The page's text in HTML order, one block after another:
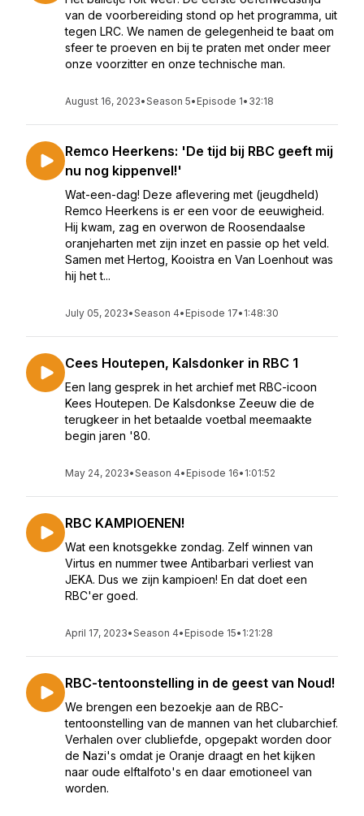
van de voorbereiding stond op het programma, uit
tegen LRC. We namen de gelegenheid te baat om
sfeer te proeven en bij te praten met onder meer
onze voorzitter en onze technische man.
August 16, 2023•Season 5• Episode 1• 32:18
Remco Heerkens: 'De tijd bij RBC geeft mij
nu nog kippenvel!'
Wat-een-dag! Deze aflevering met (jeugdheld)
Remco Heerkens is er een voor de eeuwigheid.
Hij kwam, zag en overwon de Roosendaalse
oranjeharten met zijn inzet en passie op het veld.
Samen met Hertog, Kooistra en Van Loenhout was
hij het t...
July 05, 2023•Season 4• Episode 17• 1:48:30
Cees Houtepen, Kalsdonker in RBC 1
Een lang gesprek in het archief met RBC-icoon
Kees Houtepen. De Kalsdonkse Zeeuw die de
terugkeer in het betaalde voetbal meemaakte
begin jaren '80.
May 24, 2023•Season 4• Episode 16• 1:01:52
RBC KAMPIOENEN!
Wat een knotsgekke zondag. Zelf winnen van
Virtus en nummer twee Antibarbari verliest van
JEKA. Dus we zijn kampioen! En dat doet een
RBC'er goed.
April 17, 2023•Season 4• Episode 15• 1:21:28
RBC-tentoonstelling in de geest van Noud!
We brengen een bezoekje aan de RBC-
tentoonstelling van de mannen van het clubarchief.
Verhalen over clubliefde, opgepakt worden door
de Nazi's omdat je Oranje draagt en het kijken
naar oude elftalfoto's en daar emotioneel van
worden.